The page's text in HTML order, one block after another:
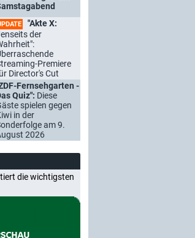
"Akte X:
der
Premiere
Director's Cut
Fernsehgarten -
Quiz": Diese
spielen gegen
in der
am 9.
2026
die wichtigsten